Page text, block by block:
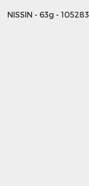
NISSIN - 63g - 105283